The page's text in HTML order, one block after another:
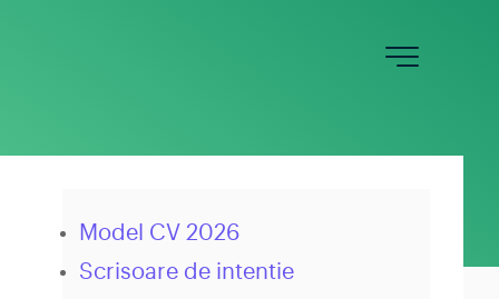
Calculator salariu constructii
Salariul minim 2026
Model CV 2026
Scrisoare de intentie